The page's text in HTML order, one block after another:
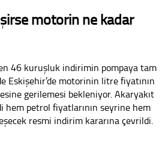
motorin ne kadar
46 kuruşluk indirimin pompaya tam
Eskişehir’de motorinin litre fiyatının
gerilemesi bekleniyor. Akaryakıt
hem petrol fiyatlarının seyrine hem
resmi indirim kararına çevrildi.